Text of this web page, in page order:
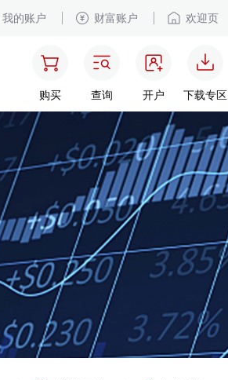
我的账户 财富账户 欢迎页
购买 查询 开户 下载专区